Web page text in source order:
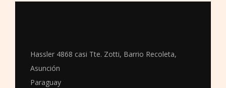
Hassler 4868 casi Tte. Zotti, Barrio Recoleta,
Asunción
Paraguay